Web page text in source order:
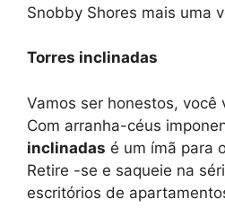
Snobby Shores mais uma
Torres inclinadas
Vamos ser honestos, você
Com arranha-céus
inclinadas é um ímã para
Retire -se e saqueie na
escritórios de